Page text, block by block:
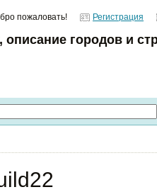
пожаловать! Регистрация
городов и